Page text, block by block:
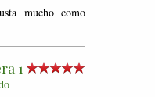
mucho como
1